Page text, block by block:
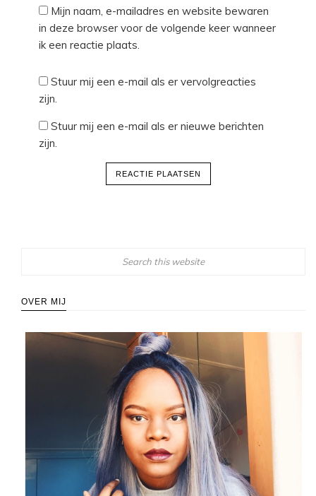
Mijn naam, e-mailadres en website bewaren
in deze browser voor de volgende keer wanneer
ik een reactie plaats.
Stuur mij een e-mail als er vervolgreacties
zijn.
Stuur mij een e-mail als er nieuwe berichten
zijn.
OVER MIJ